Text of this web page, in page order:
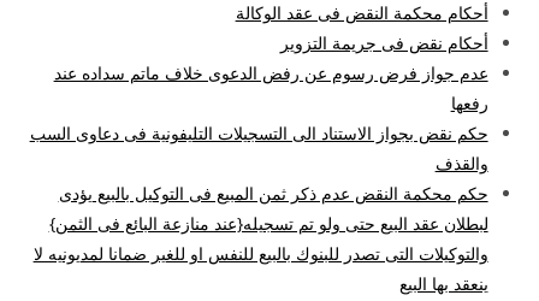
أحكام محكمة النقض فى عقد الوكالة
أحكام نقض فى جريمة التزوير
عدم جواز فرض رسوم عن رفض الدعوى خلاف ماتم سداده عند
رفعها
حكم نقض بجواز الاستناد الى التسجيلات التليفونية فى دعاوى السب
والقذف
حكم محكمة النقض عدم ذكر ثمن المبيع فى التوكيل بالبيع يؤدى
لبطلان عقد البيع حتى ولو تم تسجيله{عند منازعة البائع فى الثمن}
والتوكيلات التى تصدر للبنوك بالبيع للنفس او للغير ضمانا لمديونيه لا
ينعقد بها البيع